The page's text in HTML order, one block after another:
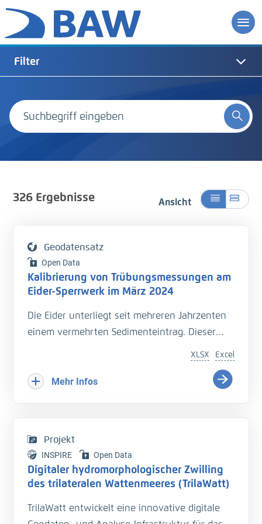
Filter
326Ergebnisse Ansicht
Geodatensatz
Open Data
Kalibrierung von Trübungsmessungen am
Eider-Sperrwerk im März 2024
Die Eider unterliegt seit mehreren Jahrzenten
einem vermehrten Sedimenteintrag. Dieser
Hinterlandes so wie die Schiffbarkeit des
Bundeswasserstraße.
der Entwässerung des Hinterlandes führt. Das
Kooperationsprojekt „Zukunft Eider“ wurde
geschaffen um Vorarbeiten zu leisten, welche
Anpassungen und Erweiterungen der
Excel
XLSX
Mehr Infos
Projekt
INSPIRE Open Data
Digitaler hydromorphologischer Zwilling
des trilateralen Wattenmeeres (TrilaWatt)
TrilaWatt entwickelt eine innovative digitale